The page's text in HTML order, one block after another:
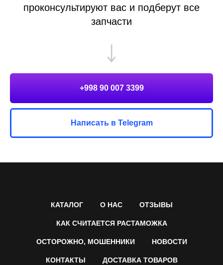
проконсультируют вас и подберут все
запчасти
+998 90 007 3399
Написать в Telegram
КАТАЛОГ О НАС ОТЗЫВЫ
КАК СЧИТАЕТСЯ РАСТАМОЖКА
ОСТОРОЖНО, МОШЕННИКИ НОВОСТИ
КОНТАКТЫ ДОСТАВКА ТОВАРОВ